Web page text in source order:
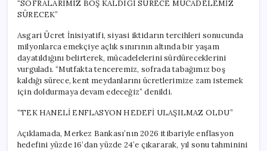
“SOFRALARIMIZ BOŞ KALDIĞI SÜRECE MÜCADELEMİZ
SÜRECEK”
Asgari Ücret İnisiyatifi, siyasi iktidarın tercihleri sonucunda
milyonlarca emekçiye açlık sınırının altında bir yaşam
dayatıldığını belirterek, mücadelelerini sürdüreceklerini
vurguladı. “Mutfakta tenceremiz, sofrada tabağımız boş
kaldığı sürece, kent meydanlarını ücretlerimize zam istemek
için doldurmaya devam edeceğiz” denildi.
“TEK HANELİ ENFLASYON HEDEFİ ULAŞILMAZ OLDU”
Açıklamada, Merkez Bankası’nın 2026 itibariyle enflasyon
hedefini yüzde 16’dan yüzde 24’e çıkararak, yıl sonu tahminini